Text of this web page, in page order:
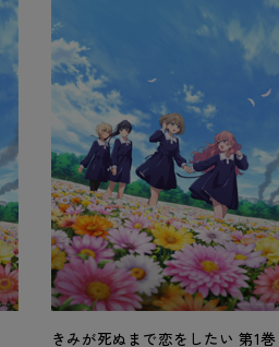
きみが死ぬまで恋をしたい 第1巻